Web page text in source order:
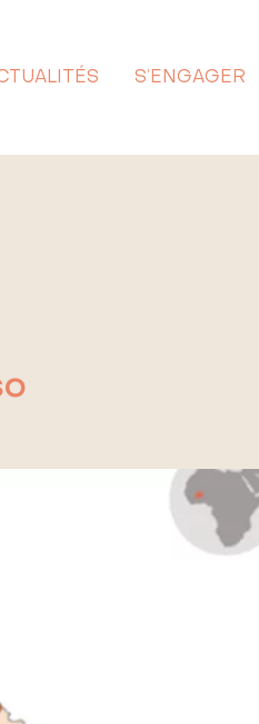
S’ENGAGER